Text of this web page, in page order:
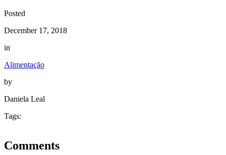
Posted
December 17, 2018
in
Alimentação
by
Daniela Leal
Tags:
Comments